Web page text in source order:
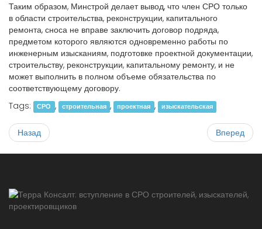
Таким образом, Минстрой делает вывод, что член СРО только
в области строительства, реконструкции, капитального
ремонта, сноса не вправе заключить договор подряда,
предметом которого являются одновременно работы по
инженерным изысканиям, подготовке проектной документации,
строительству, реконструкции, капитальному ремонту, и не
может выполнить в полном объеме обязательства по
соответствующему договору.
Tags:
СРО , строительная , проектная , изыскательская
Назад Вперед